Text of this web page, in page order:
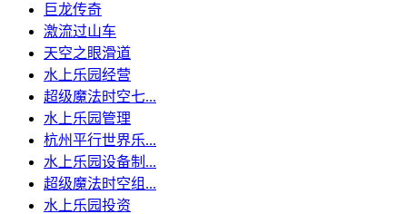
巨龙传奇
激流过山车
天空之眼滑道
水上乐园经营
超级魔法时空七...
水上乐园管理
杭州平行世界乐...
水上乐园设备制...
超级魔法时空组...
水上乐园投资